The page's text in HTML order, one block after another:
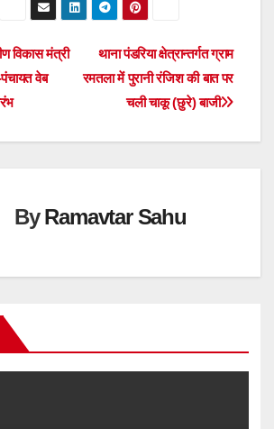
थाना पंडरिया क्षेत्रान्तर्गत ग्राम
रमतला में पुरानी रंजिश की बात पर
चली चाकू (छुरे) बाजी
विकास मंत्री
वेब
ByRamavtar Sahu